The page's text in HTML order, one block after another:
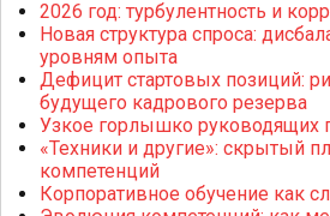
2026 год: турбулентность и
Новая структура спроса:
уровням опыта
Дефицит стартовых позиций:
будущего кадрового резерва
Узкое горлышко руководящих
«Техники и другие»: скрытый
компетенций
Корпоративное обучение как